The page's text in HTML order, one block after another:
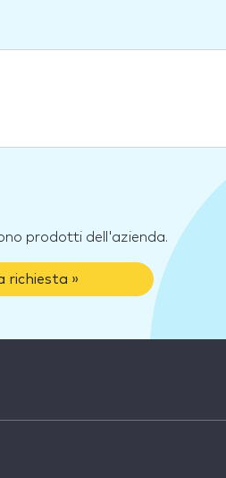
prodotti dell'azienda.
richiesta »